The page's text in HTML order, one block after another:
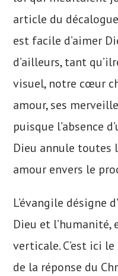
article du
est facile d’aimer
d’ailleurs, tant
visuel, notre cœur
amour, ses
puisque l’absence
Dieu annule toutes
amour envers le
L’évangile désigne
Dieu et l’humanité,
verticale. C’est ici
de la réponse du